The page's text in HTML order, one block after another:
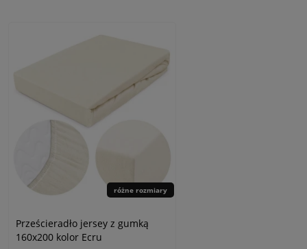
różne rozmiary
Prześcieradło jersey z gumką
160x200 kolor Ecru